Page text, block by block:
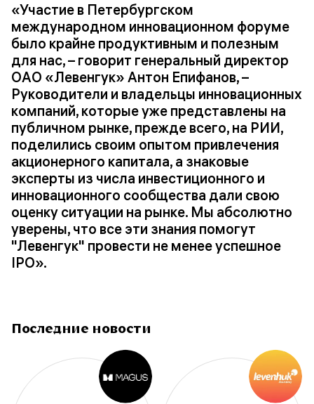
«Участие в Петербургском
международном инновационном форуме
было крайне продуктивным и полезным
для нас, – говорит генеральный директор
ОАО «Левенгук» Антон Епифанов, –
Руководители и владельцы инновационных
компаний, которые уже представлены на
публичном рынке, прежде всего, на РИИ,
поделились своим опытом привлечения
акционерного капитала, а знаковые
эксперты из числа инвестиционного и
инновационного сообщества дали свою
оценку ситуации на рынке. Мы абсолютно
уверены, что все эти знания помогут
"Левенгук" провести не менее успешное
IPO».
Последние новости